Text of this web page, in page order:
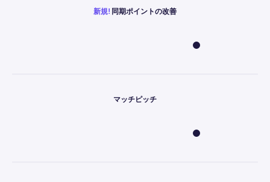
新規! 同期ポイントの改善
マッチピッチ